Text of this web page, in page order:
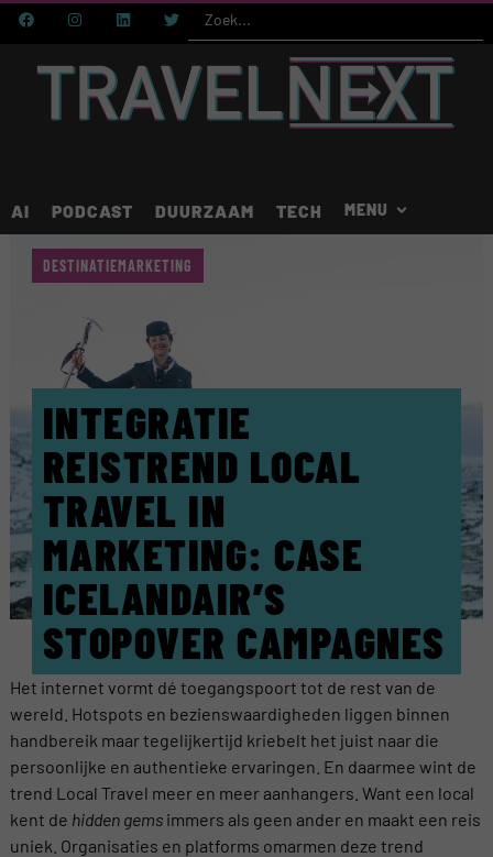
AI PODCAST DUURZAAM TECH
INTEGRATIE
REISTREND LOCAL
TRAVEL IN
MARKETING: CASE
ICELANDAIR’S
STOPOVER CAMPAGNES
DESTINATIEMARKETING
Het internet vormt dé toegangspoort tot de rest van de
wereld. Hotspots en bezienswaardigheden liggen binnen
handbereik maar tegelijkertijd kriebelt het juist naar die
persoonlijke en authentieke ervaringen. En daarmee wint de
trend Local Travel meer en meer aanhangers. Want een local
kent de hidden gemsimmers als geen ander en maakt een reis
uniek. Organisaties en platforms omarmen deze trend